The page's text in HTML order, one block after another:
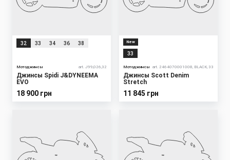
32 33 34 36 38
Мотоджинсы art. J99,026,32
Джинсы Spidi J&DYNEEMA
EVO
18 900 грн
New
33
Мотоджинсы art. 2464070001008, BLACK, 33
Джинсы Scott Denim
Stretch
11 845 грн